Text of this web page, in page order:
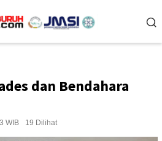
dan Bendahara
WIB 19 Dilihat